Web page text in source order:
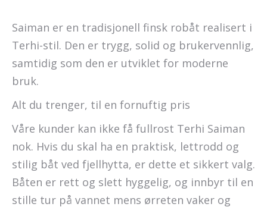
Saiman er en tradisjonell finsk robåt realisert i
Terhi-stil. Den er trygg, solid og brukervennlig,
samtidig som den er utviklet for moderne
bruk.
Alt du trenger, til en fornuftig pris
Våre kunder kan ikke få fullrost Terhi Saiman
nok. Hvis du skal ha en praktisk, lettrodd og
stilig båt ved fjellhytta, er dette et sikkert valg.
Båten er rett og slett hyggelig, og innbyr til en
stille tur på vannet mens ørreten vaker og